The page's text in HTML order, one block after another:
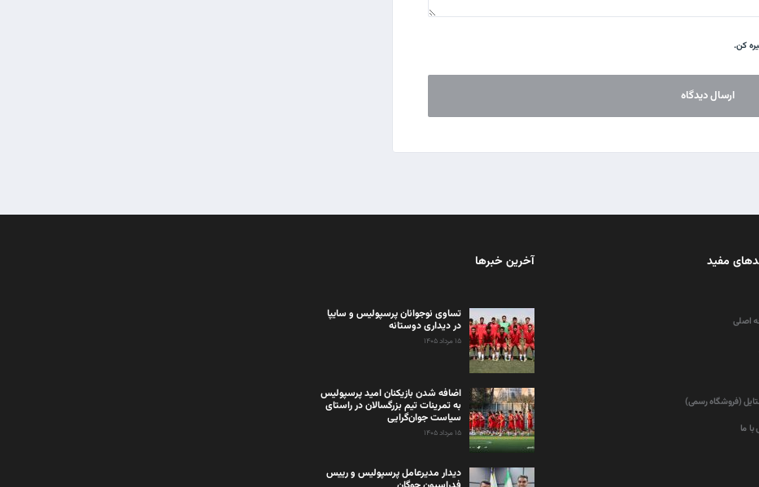
کن.
مفید
اصلی
(فروشگاه رسمی)
ما
آخرین خبرها
تساوی نوجوانان پرسپولیس و سایپا
در دیداری دوستانه
۱۵ مرداد ۱۴۰۵
اضافه شدن بازیکنان امید پرسپولیس
به تمرینات تیم بزرگسالان در راستای
سیاست جوان‌گرایی
۱۵ مرداد ۱۴۰۵
دیدار مدیرعامل پرسپولیس و رییس